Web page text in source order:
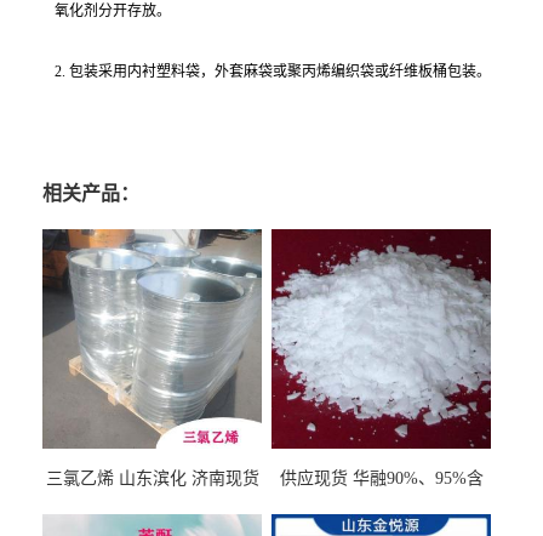
氧化剂分开存放。
2. 包装采用内衬塑料袋，外套麻袋或聚丙烯编织袋或纤维板桶包装。
相关产品：
三氯乙烯 山东滨化 济南现货
供应现货 华融90%、95%含